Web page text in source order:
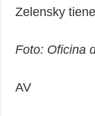
Zelensky
Foto: Oficina
AV